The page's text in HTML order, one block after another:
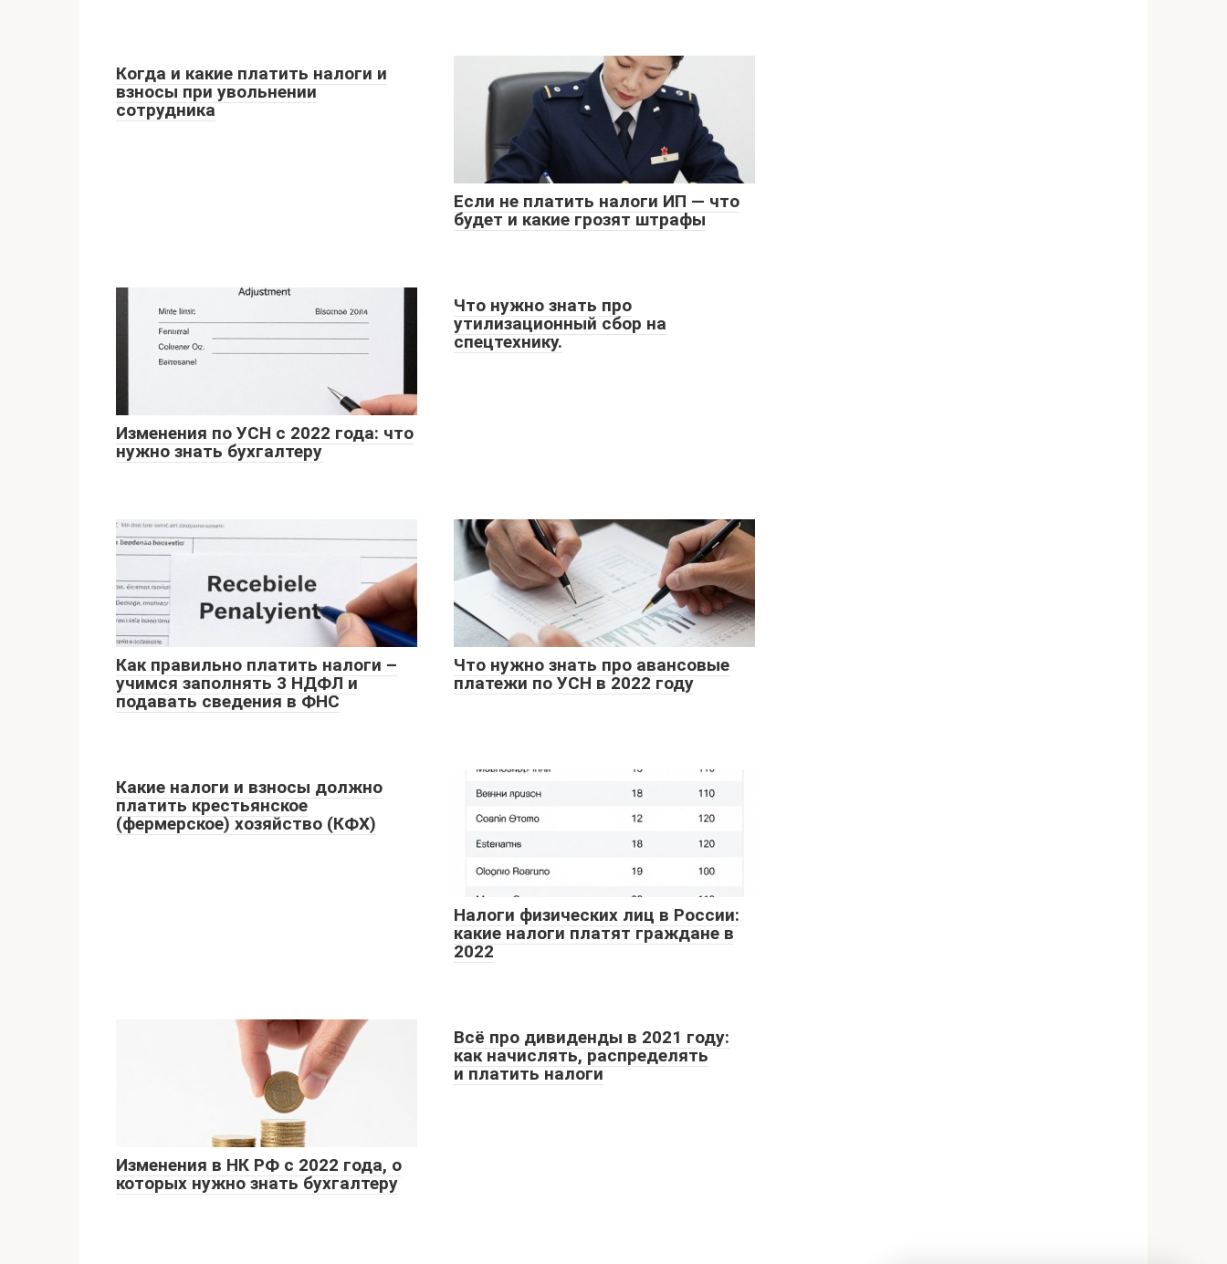
Когда и какие платить налоги и
взносы при увольнении
сотрудника
Если не платить налоги ИП — что
будет и какие грозят штрафы
Изменения по УСН с 2022 года: что
нужно знать бухгалтеру
Что нужно знать про
утилизационный сбор на
спецтехнику.
Как правильно платить налоги –
учимся заполнять 3 НДФЛ и
подавать сведения в ФНС
Что нужно знать про авансовые
платежи по УСН в 2022 году
Какие налоги и взносы должно
платить крестьянское
(фермерское) хозяйство (КФХ)
Налоги физических лиц в России:
какие налоги платят граждане в
2022
Изменения в НК РФ с 2022 года, о
которых нужно знать бухгалтеру
Всё про дивиденды в 2021 году:
как начислять, распределять
и платить налоги